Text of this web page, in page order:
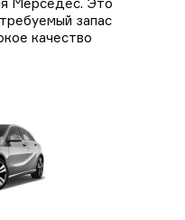
запас
качество